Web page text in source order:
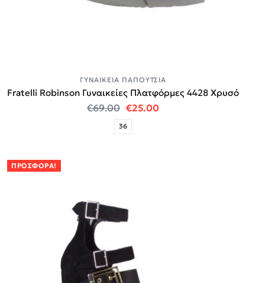
ΓΥΝΑΙΚΕΊΑ ΠΑΠΟΎΤΣΙΑ
Fratelli Robinson Γυναικείες Πλατφόρμες 4428 Χρυσό
€69.00 Original price was: €69.00.
€25.00Η τρέχουσα τιμή
36
ΠΡΟΣΦΟΡΆ!